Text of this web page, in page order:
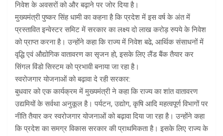
निवेश के अवसरों को और बढ़ाने पर जोर दिया है।
मुख्यमंत्री पुष्कर सिंह धामी का कहना है कि प्रदेश में इस वर्ष के अंत में
प्रस्तावित इन्वेस्टर समिट में सरकार का लक्ष्य दो लाख करोड़ रुपये के निवेश
को प्राप्त करना है। उन्होंने कहा कि राज्य में निवेश बढे, आर्थिक संसाधनों में
वृद्धि एवं औद्योगिक वातावरण का सृजन हो, इसके लिए लैंड बैंक तैयार कर
सिंगल विंडो सिस्टम को प्रभावी बनाया जा रहा है।
स्वरोजगार योजनाओं को बढ़ावा दे रही सरकार:
बुधवार को एक कार्यक्रम में मुख्यमंत्री ने कहा कि राज्य का शांत वातावरण
उद्यमियों के सर्वथा अनुकूल है। पर्यटन, उद्योग, कृषि आदि महत्वपूर्ण विभागों पर
नीति तैयार कर स्वरोजगार योजनाओं को बढ़ावा दिया जा रहा है। उन्होंने कहा
कि प्रदेश का समग्र विकास सरकार की प्राथमिकता है। इसके लिए राज्य के